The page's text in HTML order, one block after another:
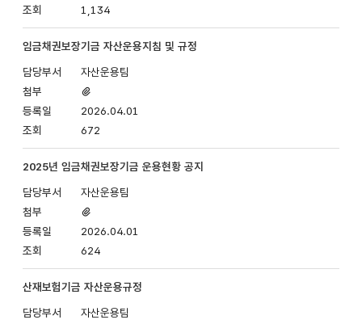
1,134
임금채권보장기금 자산운용지침 및 규정
자산운용팀
있음
2026.04.01
672
2025년 임금채권보장기금 운용현황 공지
자산운용팀
있음
2026.04.01
624
산재보험기금 자산운용규정
자산운용팀